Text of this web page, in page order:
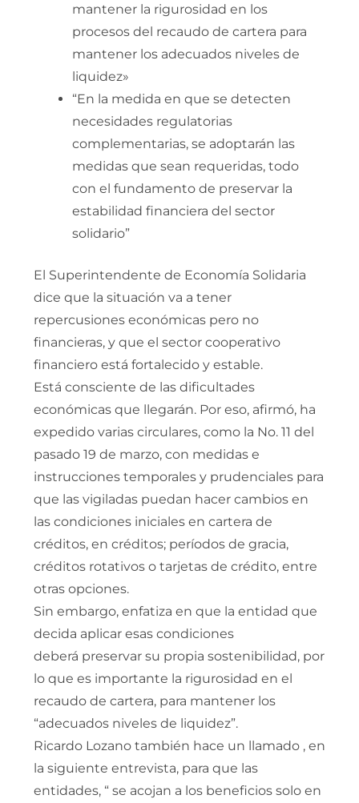
mantener la rigurosidad en los
procesos del recaudo de cartera para
mantener los adecuados niveles de
liquidez»
“En la medida en que se detecten
necesidades regulatorias
complementarias, se adoptarán las
medidas que sean requeridas, todo
con el fundamento de preservar la
estabilidad financiera del sector
solidario”
El Superintendente de Economía Solidaria
dice que la situación va a tener
repercusiones económicas pero no
financieras, y que el sector cooperativo
financiero está fortalecido y estable.
Está consciente de las dificultades
económicas que llegarán. Por eso, afirmó, ha
expedido varias circulares, como la No. 11 del
pasado 19 de marzo, con medidas e
instrucciones temporales y prudenciales para
que las vigiladas puedan hacer cambios en
las condiciones iniciales en cartera de
créditos, en créditos; períodos de gracia,
créditos rotativos o tarjetas de crédito, entre
otras opciones.
Sin embargo, enfatiza en que la entidad que
decida aplicar esas condiciones
deberá preservar su propia sostenibilidad, por
lo que es importante la rigurosidad en el
recaudo de cartera, para mantener los
“adecuados niveles de liquidez”.
Ricardo Lozano también hace un llamado , en
la siguiente entrevista, para que las
entidades, “ se acojan a los beneficios solo en